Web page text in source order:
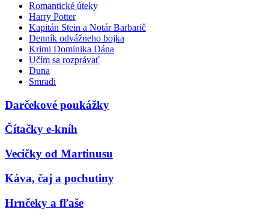
Romantické úteky
Harry Potter
Kapitán Stein a Notár Barbarič
Denník odvážneho bojka
Krimi Dominika Dána
Učím sa rozprávať
Duna
Smradi
Darčekové poukážky
Čítačky e-kníh
Vecičky od Martinusu
Káva, čaj a pochutiny
Hrnčeky a fľaše